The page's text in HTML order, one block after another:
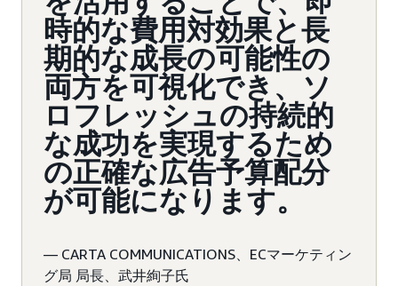
時的な費用対効果と長
期的な成長の可能性の
両方を可視化でき、ソ
ロフレッシュの持続的
な成功を実現するため
の正確な広告予算配分
が可能になります。
— CARTA COMMUNICATIONS、ECマーケティン
グ局 局長、武井絢子氏